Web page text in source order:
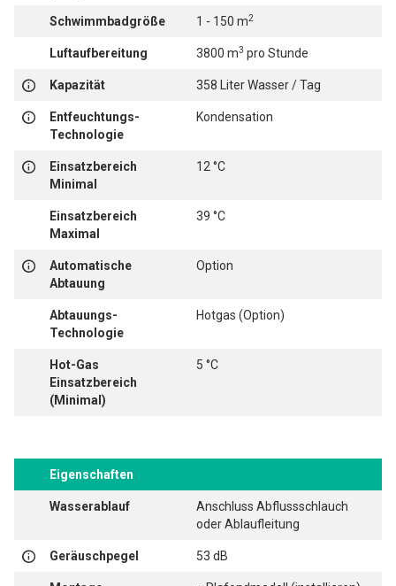
Schwimmbadgröße 1 - 150 m2
Luftaufbereitung 3800 m3 pro Stunde
Kapazität 358 Liter Wasser / Tag
Entfeuchtungs-
Technologie
Kondensation
Einsatzbereich
Minimal
12 °C
Einsatzbereich
Maximal
39 °C
Automatische
Abtauung
Option
Abtauungs-
Technologie
Hotgas (Option)
Hot-Gas
Einsatzbereich
(Minimal)
5 °C
Eigenschaften
Wasserablauf
Anschluss Abflussschlauch
oder Ablaufleitung
Geräuschpegel 53 dB